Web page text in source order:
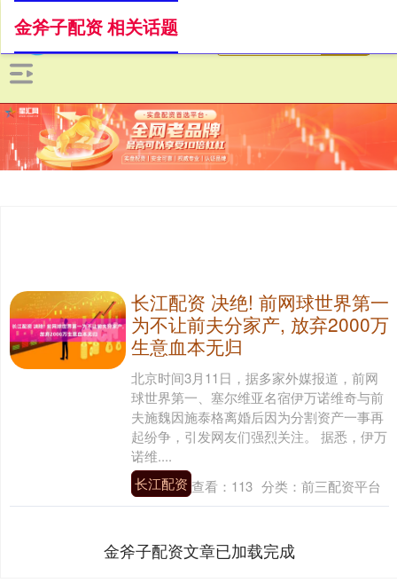
金斧子配资 相关话题
长江配资 决绝! 前网球世界第一
为不让前夫分家产, 放弃2000万
生意血本无归
北京时间3月11日，据多家外媒报道，前网
球世界第一、塞尔维亚名宿伊万诺维奇与前
夫施魏因施泰格离婚后因为分割资产一事再
起纷争，引发网友们强烈关注。 据悉，伊万
诺维....
长江配资 查看： 113 分类： 前三配资平台
金斧子配资文章已加载完成